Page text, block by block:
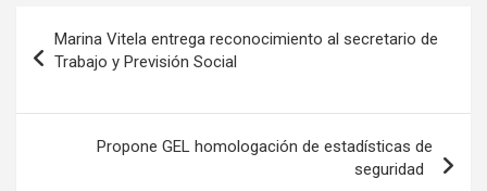
de
Marina Vitela entrega reconocimiento al secretario de
Trabajo y Previsión Social
Propone GEL homologación de estadísticas de
seguridad